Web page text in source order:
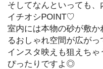
そしてなんといっても
イチオシPOINT♡
室内には本物の砂が敷
るおしゃれ空間が広がっ
インスタ映えも狙えち
ぴったりですよ◎